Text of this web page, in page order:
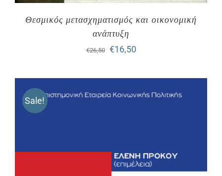
Θεσμικός μετασχηματισμός και οικονομική
ανάπτυξη
€26,50
Original
€16,50Η
Sale!